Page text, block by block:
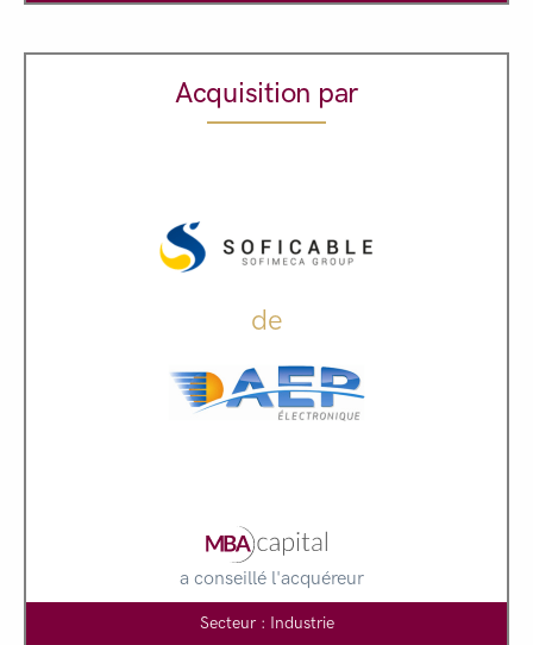
Acquisition par
de
a conseillé l'acquéreur
Secteur : Industrie